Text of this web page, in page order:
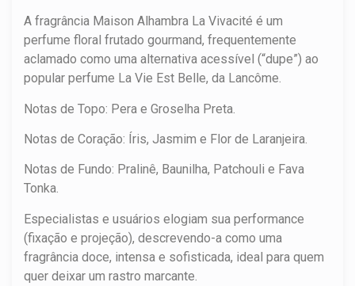
A fragrância Maison Alhambra La Vivacité é um
perfume floral frutado gourmand, frequentemente
aclamado como uma alternativa acessível (“dupe”) ao
popular perfume La Vie Est Belle, da Lancôme.
Notas de Topo: Pera e Groselha Preta.
Notas de Coração: Íris, Jasmim e Flor de Laranjeira.
Notas de Fundo: Pralinê, Baunilha, Patchouli e Fava
Tonka.
Especialistas e usuários elogiam sua performance
(fixação e projeção), descrevendo-a como uma
fragrância doce, intensa e sofisticada, ideal para quem
quer deixar um rastro marcante.